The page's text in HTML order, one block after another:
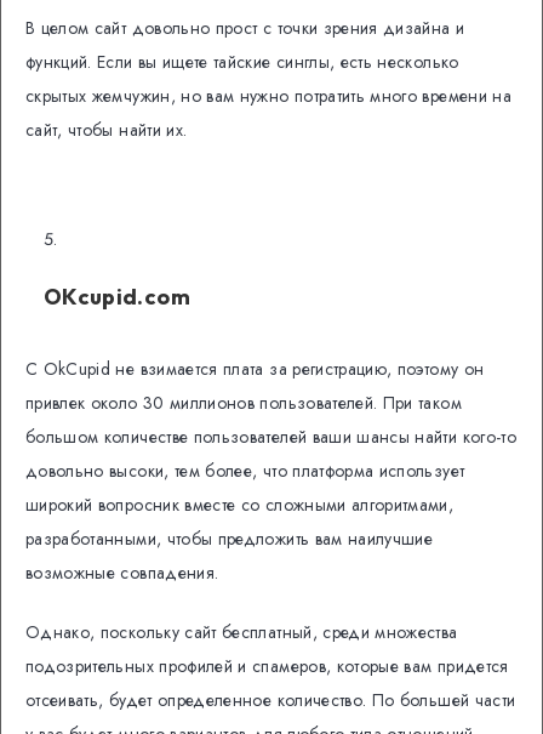
В целом сайт довольно прост с точки зрения дизайна и
функций. Если вы ищете тайские синглы, есть несколько
скрытых жемчужин, но вам нужно потратить много времени на
сайт, чтобы найти их.
OKcupid.com
С OkCupid не взимается плата за регистрацию, поэтому он
привлек около 30 миллионов пользователей. При таком
большом количестве пользователей ваши шансы найти кого-то
довольно высоки, тем более, что платформа использует
широкий вопросник вместе со сложными алгоритмами,
разработанными, чтобы предложить вам наилучшие
возможные совпадения.
Однако, поскольку сайт бесплатный, среди множества
подозрительных профилей и спамеров, которые вам придется
отсеивать, будет определенное количество. По большей части